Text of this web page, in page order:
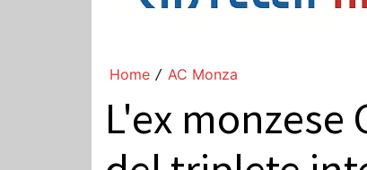
Home / AC Monza
L'ex